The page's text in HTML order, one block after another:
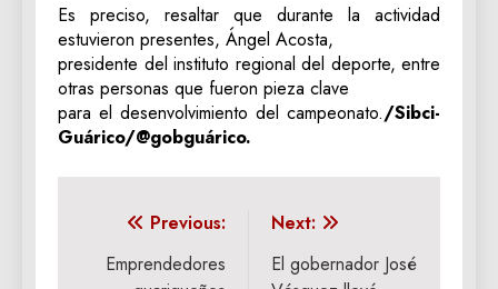
Es preciso, resaltar que durante la actividad
estuvieron presentes, Ángel Acosta,
presidente del instituto regional del deporte, entre
otras personas que fueron pieza clave
para el desenvolvimiento del campeonato./Sibci-
Guárico/@gobguárico.
Navegación
de
Previous:
Emprendedores
Next:
El gobernador José